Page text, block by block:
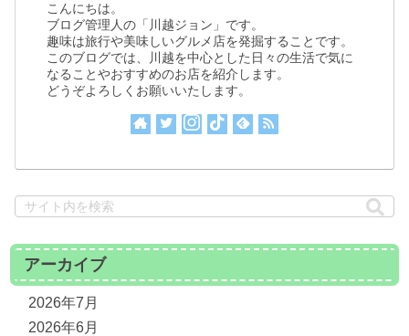
こんにちは。
ブログ管理人の「川越ジョン」です。
趣味は旅行や美味しいグルメ店を発掘することです。
このブログでは、川越を中心とした日々の生活で気に
なることやおすすめのお店を紹介します。
どうぞよろしくお願いいたします。
アーカイブ
2026年7月
2026年6月